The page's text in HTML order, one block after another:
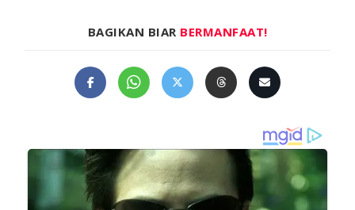
BAGIKAN BIAR BERMANFAAT!